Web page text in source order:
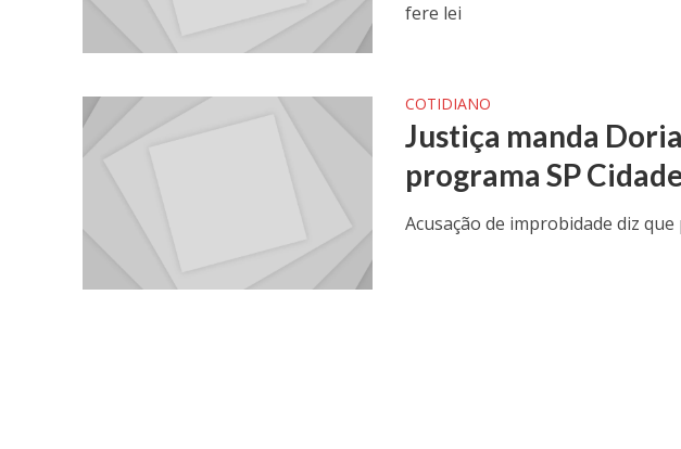
fere lei
COTIDIANO
Justiça manda
programa SP
Acusação de improbidade diz